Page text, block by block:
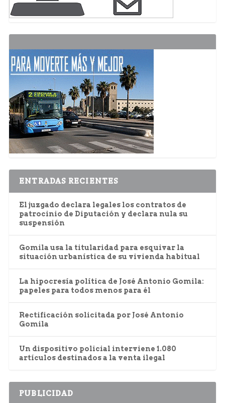
ENTRADAS RECIENTES
El juzgado declara legales los contratos de
patrocinio de Diputación y declara nula su
suspensión
Gomila usa la titularidad para esquivar la
situación urbanística de su vivienda habitual
La hipocresía política de José Antonio Gomila:
papeles para todos menos para él
Rectificación solicitada por José Antonio
Gomila
Un dispositivo policial interviene 1.080
artículos destinados a la venta ilegal
PUBLICIDAD